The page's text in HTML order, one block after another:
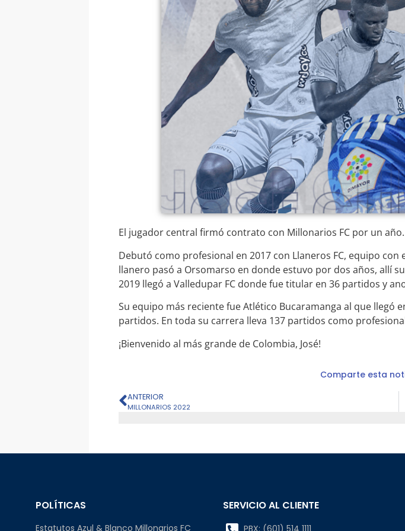
El jugador central firmó contrato con Millonarios FC por un año.
Debutó como profesional en 2017 con Llaneros FC, equipo
llanero pasó a Orsomarso en donde estuvo por dos años, allí
2019 llegó a Valledupar FC donde fue titular en 36 partidos y
Su equipo más reciente fue Atlético Bucaramanga al que llegó
partidos. En toda su carrera lleva 137 partidos como
¡Bienvenido al más grande de Colombia, José!
Comparte esta
ANTERIOR
MILLONARIOS 2022
POLÍTICAS
Estatutos Azul & Blanco Millonarios FC
SERVICIO AL CLIENTE